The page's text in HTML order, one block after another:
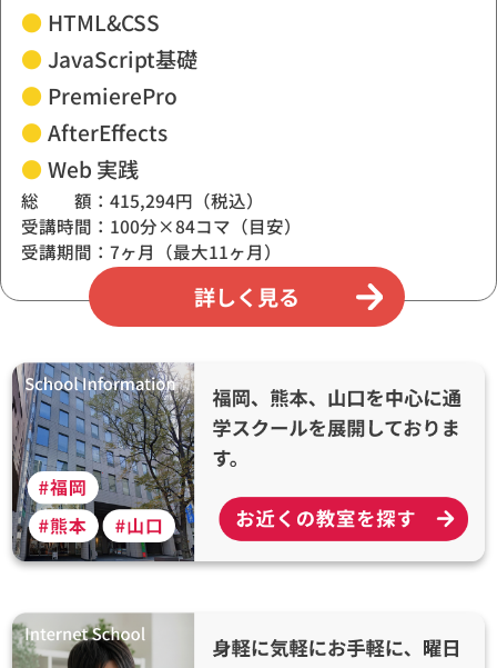
● HTML&CSS
● JavaScript基礎
● PremierePro
●AfterEffects
●Web 実践
総 額：415,294円（税込）
受講時間：100分×84コマ（目安）
受講期間：7ヶ月（最大11ヶ月）
詳しく見る